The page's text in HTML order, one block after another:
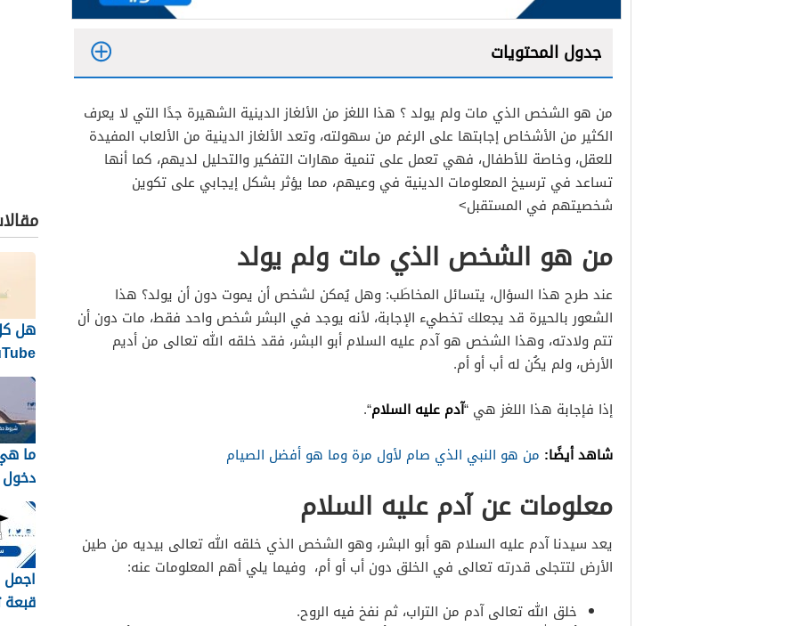
جدول المحتويات
من هو الشخص الذي مات ولم يولد ؟ هذا اللغز من الألغاز الدينية الشهيرة جدًا التي لا يعرف
الكثير من الأشخاص إجابتها على الرغم من سهولته، وتعد الألغاز الدينية من الألعاب المفيدة
للعقل، وخاصة للأطفال، فهي تعمل على تنمية مهارات التفكير والتحليل لديهم، كما أنها
تساعد في ترسيخ المعلومات الدينية في وعيهم، مما يؤثر بشكل إيجابي على تكوين
شخصيتهم في المستقبل>
من هو الشخص الذي مات ولم يولد
عند طرح هذا السؤال، يتسائل المخاطَب: وهل يُمكن لشخص أن يموت دون أن يولد؟ هذا
الشعور بالحيرة قد يجعلك تخطيء الإجابة، لأنه يوجد في البشر شخص واحد فقط، مات دون أن
تتم ولادته، وهذا الشخص هو آدم عليه السلام أبو البشر، فقد خلقه الله تعالى من أديم
الأرض، ولم يكُن له أب أو أم.
إذا فإجابة هذا اللغز هي “آدم عليه السلام“.
شاهد أيضًا: من هو النبي الذي صام لأول مرة وما هو أفضل الصيام
معلومات عن آدم عليه السلام
يعد سيدنا آدم عليه السلام هو أبو البشر، وهو الشخص الذي خلقه الله تعالى بيديه من طين
الأرض لتتجلى قدرته تعالى في الخلق دون أب أو أم، وفيما يلي أهم المعلومات عنه:
خلق الله تعالى آدم من التراب، ثم نفخ فيه الروح.
هل
ما
دخول
جسر
2026 / 1448
قبعة